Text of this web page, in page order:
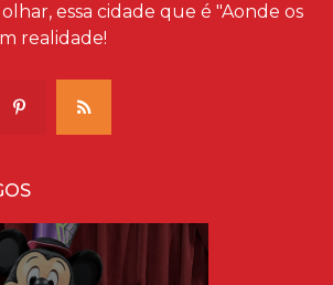
essa cidade que é "Aonde os
realidade!